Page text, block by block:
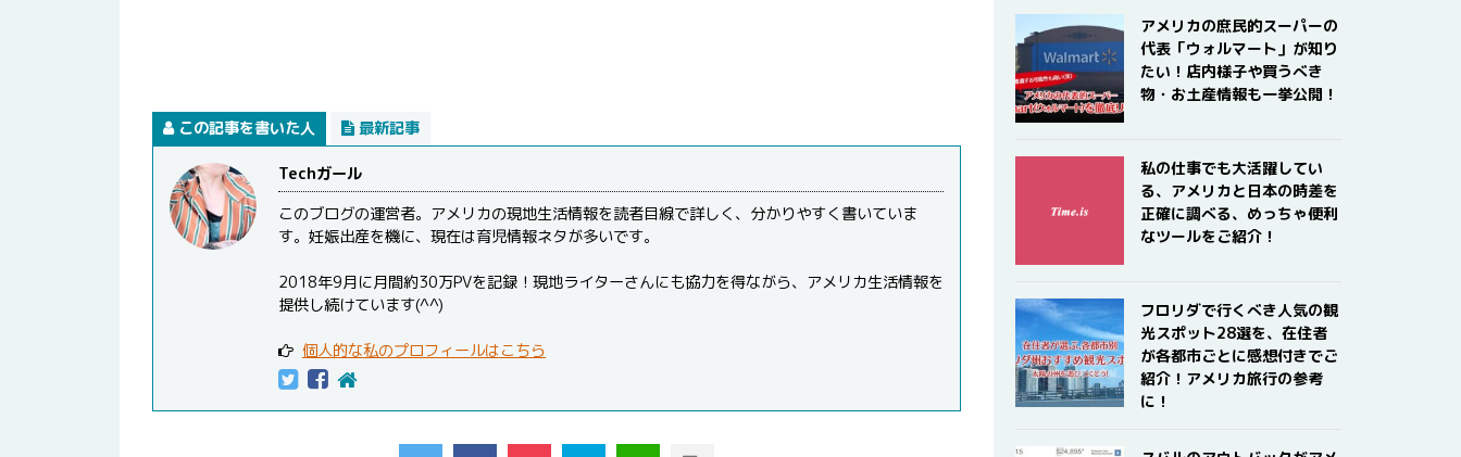
この記事を書いた人 最新記事
Techガール
このブログの運営者。アメリカの現地生活情報を読者目線で詳しく、分かりやすく書いていま
す。妊娠出産を機に、現在は育児情報ネタが多いです。
2018年9月に月間約30万PVを記録！現地ライターさんにも協力を得ながら、アメリカ生活情報を
提供し続けています(^^)
個人的な私のプロフィールはこちら
アメリカの庶民的スーパーの
代表「ウォルマート」が知り
たい！店内様子や買うべき
物・お土産情報も一挙公開！
私の仕事でも大活躍してい
る、アメリカと日本の時差を
正確に調べる、めっちゃ便利
なツールをご紹介！
フロリダで行くべき人気の観
光スポット28選を、在住者
が各都市ごとに感想付きでご
紹介！アメリカ旅行の参考
に！